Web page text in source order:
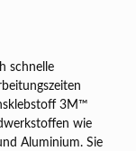
schnelle
3M™
wie
Aluminium. Sie